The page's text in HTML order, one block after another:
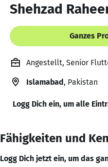
Shehzad
Ganzes
Angestellt, Senior
Islamabad, Pakistan
Logg Dich ein, um alle
Fähigkeiten und
Logg Dich jetzt ein, um das